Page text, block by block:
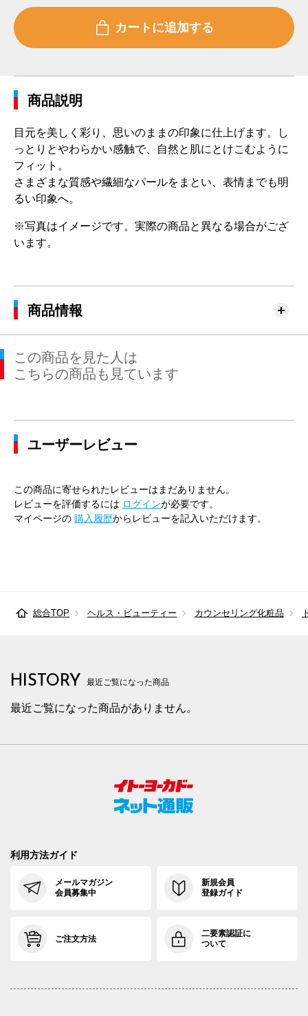
商品説明
目元を美しく彩り、思いのままの印象に仕上げます。し
っとりとやわらかい感触で、自然と肌にとけこむように
フィット。
さまざまな質感や繊細なパールをまとい、表情までも明
るい印象へ。
※写真はイメージです。実際の商品と異なる場合がござ
います。
商品情報
この商品を見た人は
こちらの商品も見ています
ユーザーレビュー
この商品に寄せられたレビューはまだありません。
レビューを評価するには ログインが必要です。
マイページの 購入履歴からレビューを記入いただけます。
総合TOP ヘルス・ビューティー カウンセリング化粧品
HISTORY 最近ご覧になった商品
最近ご覧になった商品がありません。
利用方法ガイド
メールマガジン
会員募集中
新規会員
登録ガイド
ご注文方法
二要素認証に
ついて